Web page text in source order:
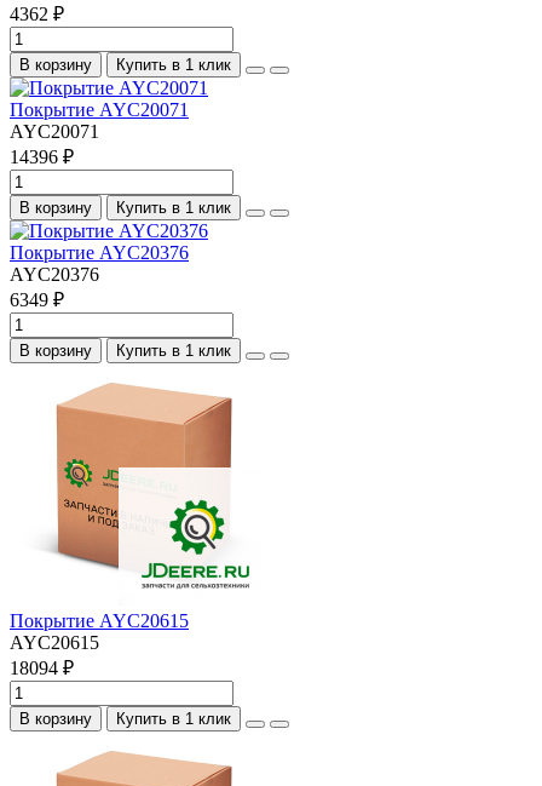
4362 ₽
В корзину Купить в 1 клик
Покрытие AYC20071
AYC20071
14396 ₽
В корзину Купить в 1 клик
Покрытие AYC20376
AYC20376
6349 ₽
В корзину Купить в 1 клик
Покрытие AYC20615
AYC20615
18094 ₽
В корзину Купить в 1 клик